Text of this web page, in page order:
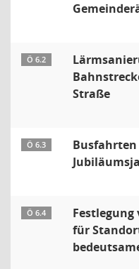
Ö 6.2
Straße
Ö 6.3
Busfahrten
Ö 6.4
Festlegung
für